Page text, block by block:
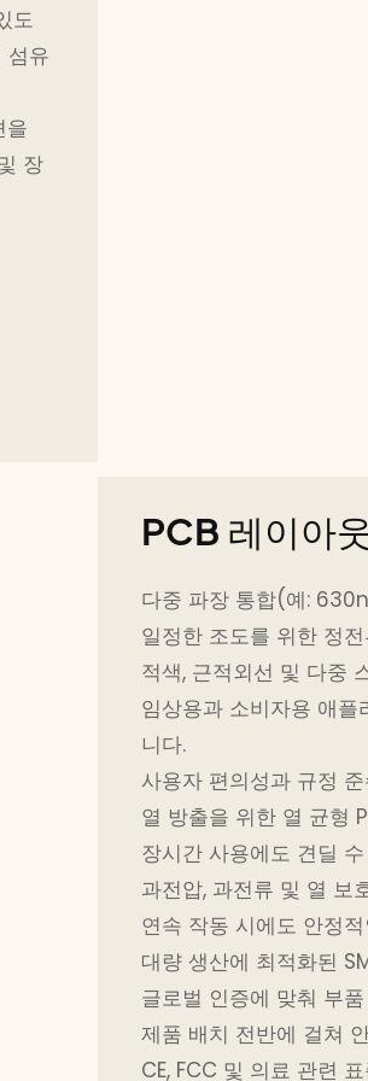
도
섬유
을
장
PCB 레이아
다중 파장 통합(예:
일정한 조도를 위한 정전
적색, 근적외선 및 다중
임상용과 소비자용 애
니다.
사용자 편의성과 규정
열 방출을 위한 열 균형
장시간 사용에도 견딜
과전압, 과전류 및 열 보
연속 작동 시에도 안정
대량 생산에 최적화된
글로벌 인증에 맞춰 부
제품 배치 전반에 걸쳐
CE, FCC 및 의료 관련